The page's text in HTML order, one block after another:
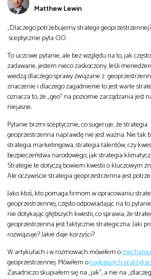
od
do
Infrastruktura i
Turystyka i rekreacja
Matthew Lewin
„Dlaczego potrzebujemy strategii
sceptycznie pyta CIO.
To uczciwe pytanie, ale bez względu na to, jak
zadawane, jestem nieco zaskoczony. Jeśli
wiedzą dlaczego sprawy związane z
znaczenie i dlaczego zagadnienie to jest warte
oznacza to, że „geo” na poziomie zarządzania jest
niejasne.
Pytanie brzmi sceptycznie, co sugeruje, że strategia
geoprzestrzenna naprawdę nie jest ważna. Nie tak
strategia marketingowa, strategia talentów, czy
bezpieczeństwa narodowego, jak strategia
Strategie te dotyczą bowiem kwestii o kluczowym
Ale oczywiście strategia geoprzestrzenna jest
Jako ktoś, kto pomaga firmom w opracowaniu
geoprzestrzennej, często odpowiadając na to
nie dotykając głębszych kwestii, co sprawia, że
geoprzestrzenna jest faktycznie strategiczna. Jaki
rozwiązuje? Jakie daje korzyści?
W artykułach i w rozmowach mówiłem o
geoprzestrzennej. Mówiłem onajlepszych
Zasadniczo skupiałem się na „jak”, a nie na